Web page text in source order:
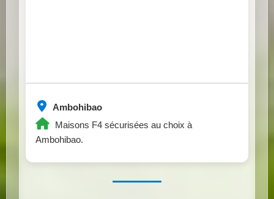
Ambohibao
Maisons F4 sécurisées au choix à
Ambohibao.